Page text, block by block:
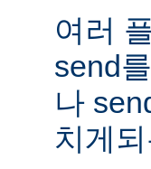
여러
send
나
치게